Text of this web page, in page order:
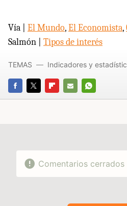
Vía | El Mundo,El Economista,
Salmón | Tipos de interés
FACEBOOK
TWITTERFLIPBOARD
E-
WHATSAPP
TEMAS Indicadores y
Comentarios cerrados